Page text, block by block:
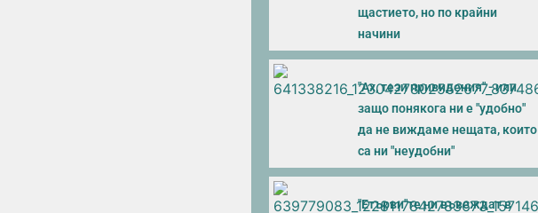
щастието, но по крайни
начини
"Ах, тези привидения" - или
защо понякога ни е "удобно"
да не виждаме нещата, които
са ни "неудобни"
"Етърви"те ни въвеждат в